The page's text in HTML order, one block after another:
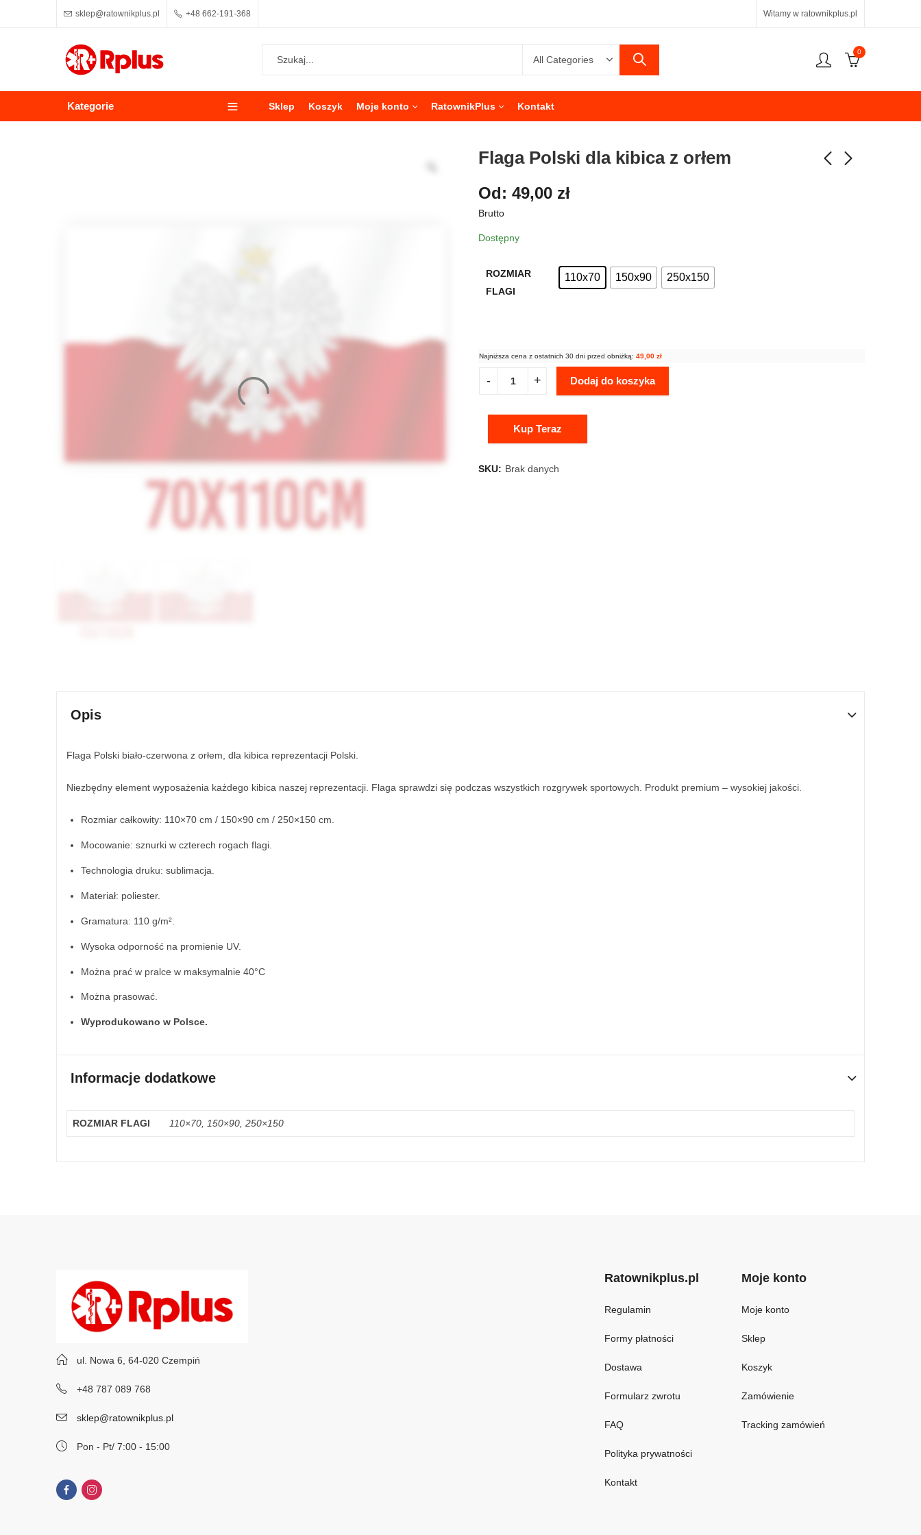
sklep@ratownikplus.pl +48 662-191-368 Witamy w ratownikplus.pl
0
Kategorie Sklep Koszyk Moje konto RatownikPlus Kontakt
Flaga Polski dla kibica z orłem
Od: 49,00 zł
Brutto
Dostępny
ROZMIAR
FLAGI
110x70 150x90 250x150
Najniższa cena z ostatnich 30 dni przed obniżką: 49,00 zł
Dodaj do koszyka
Kup Teraz
SKU: Brak danych
Opis
Flaga Polski biało-czerwona z orłem, dla kibica reprezentacji Polski.
Niezbędny element wyposażenia każdego kibica naszej reprezentacji. Flaga sprawdzi się podczas wszystkich rozgrywek sportowych. Produkt premium – wysokiej jakości.
Rozmiar całkowity: 110×70 cm / 150×90 cm / 250×150 cm.
Mocowanie: sznurki w czterech rogach flagi.
Technologia druku: sublimacja.
Materiał: poliester.
Gramatura: 110 g/m².
Wysoka odporność na promienie UV.
Można prać w pralce w maksymalnie 40°C
Można prasować.
Wyprodukowano w Polsce.
Informacje dodatkowe
ROZMIAR FLAGI 110×70, 150×90, 250×150
ul. Nowa 6, 64-020 Czempiń
+48 787 089 768
sklep@ratownikplus.pl
Pon - Pt/ 7:00 - 15:00
Ratownikplus.pl
Regulamin
Formy płatności
Dostawa
Formularz zwrotu
FAQ
Polityka prywatności
Kontakt
Moje konto
Moje konto
Sklep
Koszyk
Zamówienie
Tracking zamówień